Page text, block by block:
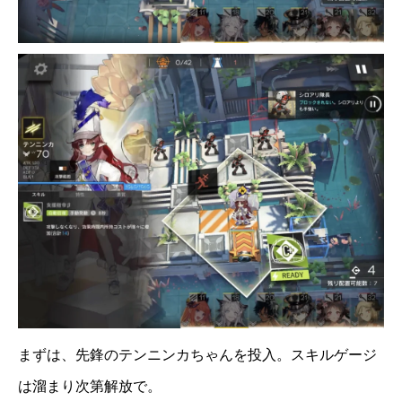
まずは、先鋒のテンニンカちゃんを投入。スキルゲージ
は溜まり次第解放で。